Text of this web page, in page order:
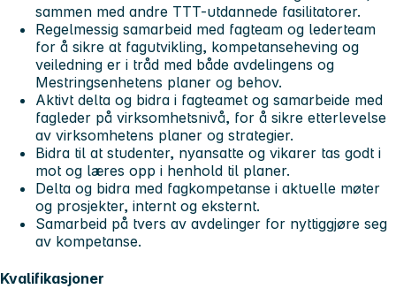
sammen med andre TTT-utdannede fasilitatorer.
Regelmessig samarbeid med fagteam og lederteam
for å sikre at fagutvikling, kompetanseheving og
veiledning er i tråd med både avdelingens og
Mestringsenhetens planer og behov.
Aktivt delta og bidra i fagteamet og samarbeide med
fagleder på virksomhetsnivå, for å sikre etterlevelse
av virksomhetens planer og strategier.
Bidra til at studenter, nyansatte og vikarer tas godt i
mot og læres opp i henhold til planer.
Delta og bidra med fagkompetanse i aktuelle møter
og prosjekter, internt og eksternt.
Samarbeid på tvers av avdelinger for nyttiggjøre seg
av kompetanse.
Kvalifikasjoner